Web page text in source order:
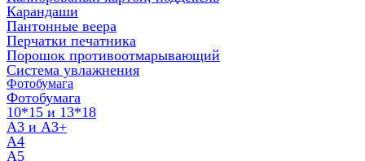
Карандаши
Пантонные веера
Перчатки печатника
Порошок противоотмарывающий
Система увлажнения
Фотобумага
Фотобумага
10*15 и 13*18
A3 и А3+
А4
А5